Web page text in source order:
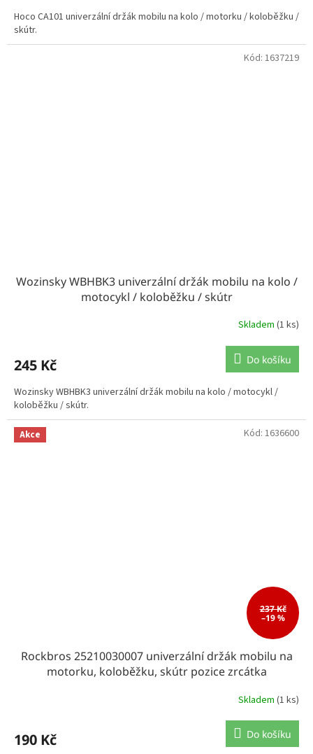
Hoco CA101 univerzální držák mobilu na kolo / motorku / koloběžku /
skútr.
Wozinsky WBHBK3 univerzální držák mobilu na kolo /
motocykl / koloběžku / skútr
Skladem (1 ks)
245 Kč Do košíku
Wozinsky WBHBK3 univerzální držák mobilu na kolo / motocykl /
koloběžku / skútr.
Kód: 1637219
Akce
237 Kč
–19 %
Rockbros 25210030007 univerzální držák mobilu na
motorku, koloběžku, skútr pozice zrcátka
Skladem (1 ks)
190 Kč Do košíku
Kód: 1636600